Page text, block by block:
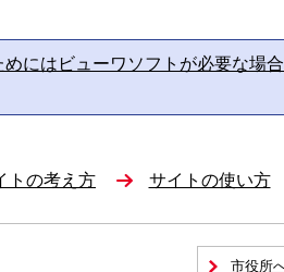
にはビューワソフトが必要な場
トの考え方 サイトの使い方
市役所